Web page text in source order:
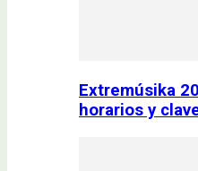
Extremúsika
horarios y